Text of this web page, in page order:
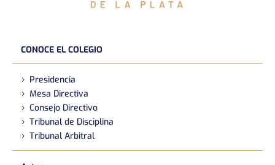
CONOCE EL COLEGIO
Presidencia
Mesa Directiva
Consejo Directivo
Tribunal de Disciplina
Tribunal Arbitral